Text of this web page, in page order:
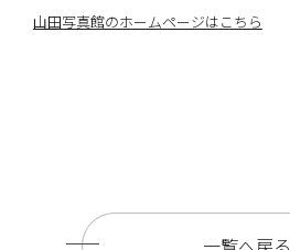
山田写真館のホームページはこちら